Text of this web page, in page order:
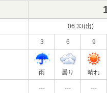
06:33(出)
3 6 9
雨 曇り 晴れ
--- --- ---